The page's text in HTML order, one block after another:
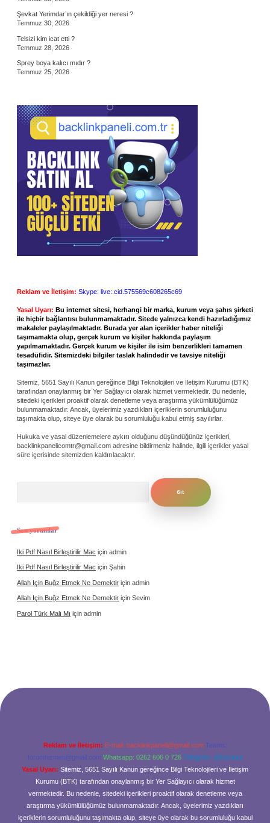
Şevkat Yerimdar’ın çekildiği yer neresi ?
Temmuz 30, 2026
Telsizi kim icat etti ?
Temmuz 28, 2026
Sprey boya kalıcı mıdır ?
Temmuz 25, 2026
Reklam ve İletişim: Skype: live:.cid.575569c608265c69
Yasal Uyarı: Bu internet sitesi, herhangi bir marka, kurum veya şahıs şirketi
ile hiçbir bağlantısı bulunmamaktadır. Sitede yalnızca kendi hazırladığımız
makaleler paylaşılmaktadır. Burada yer alan içerikler haber niteliği
taşımamakta olup, gerçek kurum ve kişiler hakkında paylaşım
yapılmamaktadır. Gerçek kurum ve kişiler ile isim benzerlikleri tamamen
tesadüfidir. Sitemizdeki bilgiler taslak halindedir ve tavsiye niteliği
taşımazlar.
Sitemiz, 5651 Sayılı Kanun gereğince Bilgi Teknolojileri ve İletişim Kurumu (BTK)
tarafından onaylanmış bir Yer Sağlayıcı olarak hizmet vermektedir. Bu nedenle,
sitedeki içerikleri proaktif olarak denetleme veya araştırma yükümlülüğümüz
bulunmamaktadır. Ancak, üyelerimiz yazdıkları içeriklerin sorumluluğunu
taşımakta olup, siteye üye olarak bu sorumluluğu kabul etmiş sayılırlar.
Hukuka ve yasal düzenlemelere aykırı olduğunu düşündüğünüz içerikleri,
backlinkpanelicomtr@gmail.com adresine bildirmeniz halinde, ilgili içerikler yasal
süre içerisinde sitemizden kaldırılacaktır.
Son yorumlar
Iki Pdf Nasıl Birleştirilir Mac için admin
Iki Pdf Nasıl Birleştirilir Mac için Şahin
Allah Için Buğz Etmek Ne Demektir için admin
Allah Için Buğz Etmek Ne Demektir için Sevim
Parol Türk Malı Mı için admin
Reklam ve İletişim: E-mail: backlinkpaneli@gmail.com Teams:
forumhizmeti@gmail.com Whatsapp: 0262 606 0 726 Telegram: @karabul
Yasal Uyarı: Sitemiz, 5651 Sayılı Kanun gereğince Bilgi Teknolojileri ve İletişim
Kurumu (BTK) tarafından onaylanmış bir Yer Sağlayıcı olarak hizmet
vermektedir. Bu nedenle, sitedeki içerikleri proaktif olarak denetleme veya
araştırma yükümlülüğümüz bulunmamaktadır. Ancak, üyelerimiz yazdıkları
içeriklerin sorumluluğunu taşımakta olup, siteye üye olarak bu sorumluluğu kabul